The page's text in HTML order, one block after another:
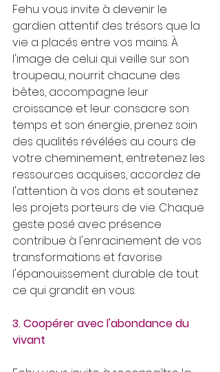
Fehu vous invite à devenir le
gardien attentif des trésors que la
vie a placés entre vos mains. À
l'image de celui qui veille sur son
troupeau, nourrit chacune des
bêtes, accompagne leur
croissance et leur consacre son
temps et son énergie, prenez soin
des qualités révélées au cours de
votre cheminement, entretenez les
ressources acquises, accordez de
l'attention à vos dons et soutenez
les projets porteurs de vie. Chaque
geste posé avec présence
contribue à l'enracinement de vos
transformations et favorise
l'épanouissement durable de tout
ce qui grandit en vous.
3. Coopérer avec l'abondance du
vivant